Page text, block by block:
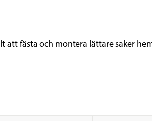
fästa och montera lättare saker